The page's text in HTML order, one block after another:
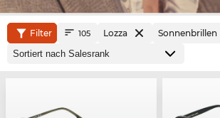
Filter 105 Lozza Sonnenbrillen